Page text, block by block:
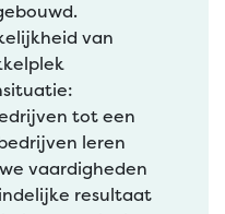
van
tot een
leren
vaardigheden
resultaat